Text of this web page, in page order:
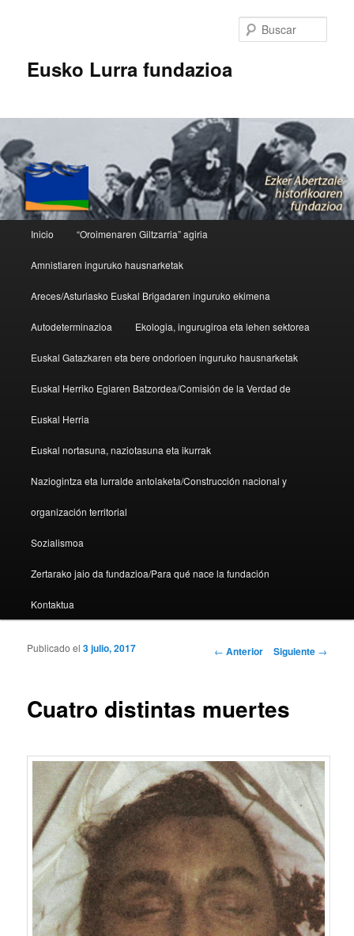
Eusko Lurra fundazioa
Ir al contenido principal
Ir al contenido secundario
Inicio “Oroimenaren Giltzarria” agiria
Amnistiaren inguruko hausnarketak
Areces/Asturiasko Euskal Brigadaren inguruko ekimena
Autodeterminazioa Ekologia, ingurugiroa eta lehen sektorea
Euskal Gatazkaren eta bere ondorioen inguruko hausnarketak
Euskal Herriko Egiaren Batzordea/Comisión de la Verdad de
Euskal Herria
Euskal nortasuna, naziotasuna eta ikurrak
Naziogintza eta lurralde antolaketa/Construcción nacional y
organización territorial
Sozialismoa
Zertarako jaio da fundazioa/Para qué nace la fundación
Kontaktua
Navegador de artículos
← Anterior Siguiente →
Cuatro distintas muertes
Publicado el3 julio, 2017